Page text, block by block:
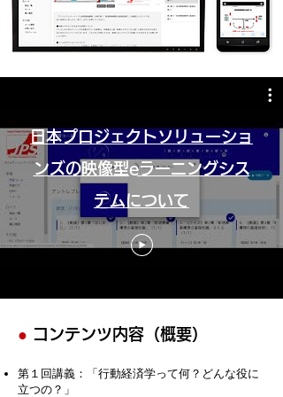
日本プロジェクトソリューショ
ンズの映像型eラーニングシス
テムについて
● コンテンツ内容（概要）
第１回講義：「行動経済学って何？どんな役に
立つの？」